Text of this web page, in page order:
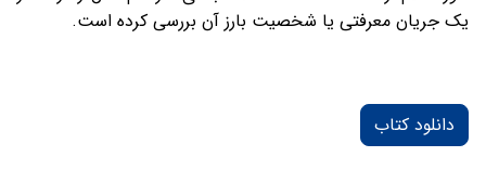
یک جریان معرفتی یا شخصیت بارز آن بررسی کرده است.
دانلود کتاب